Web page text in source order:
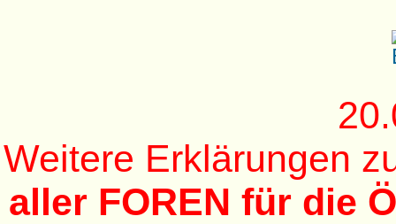
Weitere Erklärungen
aller FOREN für die